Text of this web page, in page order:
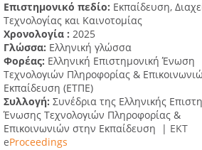
Επιστημονικό πεδίο: Εκπαίδευση,
Τεχνολογίας και Καινοτομίας
Χρονολογία : 2025
Γλώσσα: Ελληνική γλώσσα
Φορέας: Ελληνική Επιστημονική Ένωση
Τεχνολογιών Πληροφορίας &
Εκπαίδευση (ΕΤΠΕ)
Συλλογή: Συνέδρια της Ελληνικής
Ένωσης Τεχνολογιών Πληροφορίας &
Επικοινωνιών στην Εκπαίδευση | ΕΚΤ
eProceedings